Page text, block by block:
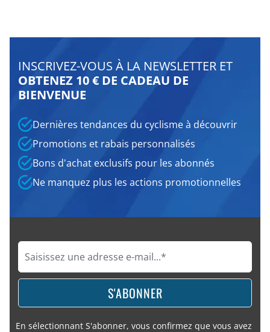
INSCRIVEZ-VOUS À LA NEWSLETTER ET
OBTENEZ 10 € DE CADEAU DE
BIENVENUE
Dernières tendances du cyclisme à découvrir
Promotions et rabais personnalisés
Bons d'achat exclusifs pour les abonnés
Ne manquez plus les actions promotionnelles
S'ABONNER
En sélectionnant S'abonner, vous confirmez que vous avez